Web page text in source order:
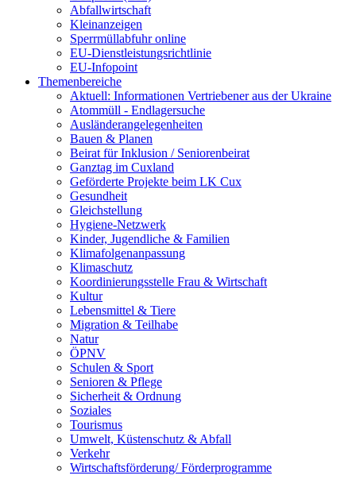
Abfallwirtschaft
Kleinanzeigen
Sperrmüllabfuhr online
EU-Dienstleistungsrichtlinie
EU-Infopoint
Themenbereiche
Aktuell: Informationen Vertriebener aus der Ukraine
Atommüll - Endlagersuche
Ausländerangelegenheiten
Bauen & Planen
Beirat für Inklusion / Seniorenbeirat
Ganztag im Cuxland
Geförderte Projekte beim LK Cux
Gesundheit
Gleichstellung
Hygiene-Netzwerk
Kinder, Jugendliche & Familien
Klimafolgenanpassung
Klimaschutz
Koordinierungsstelle Frau & Wirtschaft
Kultur
Lebensmittel & Tiere
Migration & Teilhabe
Natur
ÖPNV
Schulen & Sport
Senioren & Pflege
Sicherheit & Ordnung
Soziales
Tourismus
Umwelt, Küstenschutz & Abfall
Verkehr
Wirtschaftsförderung/ Förderprogramme